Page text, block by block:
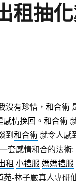
租抽
沒有珍惜， 和合術
感情挽回 。 和合術
到和合術就令人感
套感情和合的法
租 小禮服 媽媽禮服
苑-林子嚴真人專研